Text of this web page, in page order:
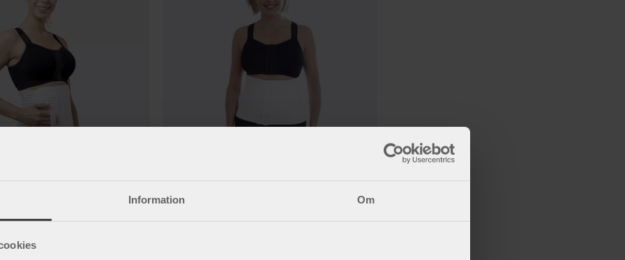
Information Om
avlastning och kompression.
AbdoCare 23 gördel
Ger smärtlindring genom stöd och kompression.
685kr